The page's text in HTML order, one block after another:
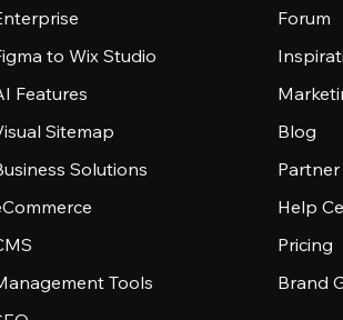
to Wix Studio
Features
Sitemap
Solutions
Tools
Forum
Blog
Help
Pricing
Brand